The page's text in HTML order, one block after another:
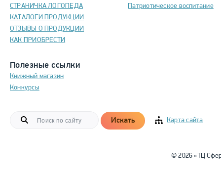
СТРАНИЧКА ЛОГОПЕДА
КАТАЛОГИ ПРОДУКЦИИ
ОТЗЫВЫ О ПРОДУКЦИИ
КАК ПРИОБРЕСТИ
Полезные ссылки
Книжный магазин
Конкурсы
Патриотическое воспитание
Искать Карта сайта
© 2026 «ТЦ